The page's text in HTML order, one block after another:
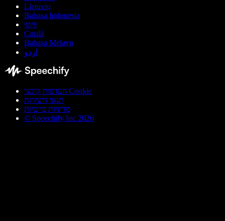
Lietuvių
Bahasa Indonesia
বাংলা
Català
Bahasa Melayu
اردو
העדפות קובצי Cookie
תנאי השירות
מדיניות פרטיות
© Speechify Inc 2026